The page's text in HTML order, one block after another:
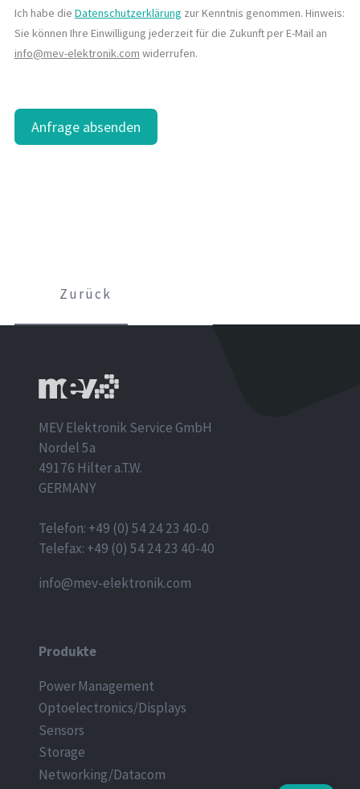
Ich habe die Datenschutzerklärung zur Kenntnis genommen. Hinweis:
Sie können Ihre Einwilligung jederzeit für die Zukunft per E-Mail an
info@mev-elektronik.com widerrufen.
Anfrage absenden
Zurück
MEV Elektronik Service GmbH
Nordel 5a
49176 Hilter a.T.W.
GERMANY
Telefon: +49 (0) 54 24 23 40-0
Telefax: +49 (0) 54 24 23 40-40
info@mev-elektronik.com
Produkte
Power Management
Optoelectronics/Displays
Sensors
Storage
Networking/Datacom